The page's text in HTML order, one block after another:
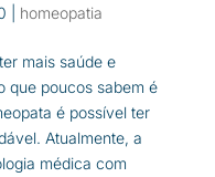
homeopatia
mais saúde e
que poucos sabem é
é possível ter
Atualmente, a
médica com